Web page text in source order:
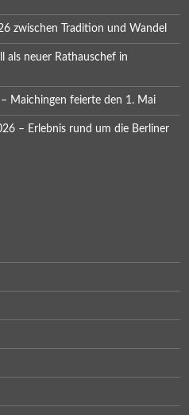
zwischen Tradition und Wandel
als neuer Rathauschef in
Maichingen feierte den 1. Mai
– Erlebnis rund um die Berliner